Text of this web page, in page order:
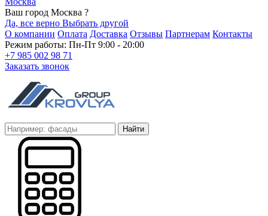
Ваш город Москва ?
Да, все верно Выбрать другой
О компании Оплата Доставка Отзывы Партнерам Контакты
Режим работы: Пн-Пт 9:00 - 20:00
+7 985 002 98 71
Заказать звонок
Найти